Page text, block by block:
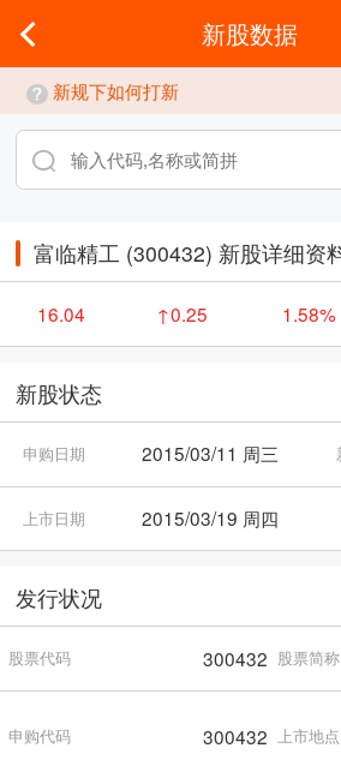
新股数据
新规下如何打新
富临精工 (300432) 新股详细资
16.04 ↑0.25 1.58%
新股状态
申购日期 2015/03/11 周三
上市日期 2015/03/19 周四
发行状况
股票代码 300432 股票简称
申购代码 300432 上市地点